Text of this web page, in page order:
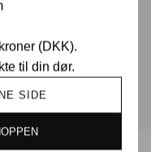
(DKK).
til din dør.
SIDE